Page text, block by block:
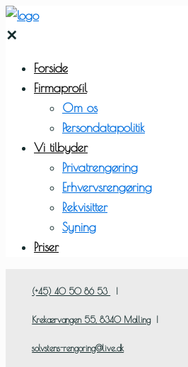
✕
Forside
Firmaprofil
Om os
Persondatapolitik
Vi tilbyder
Privatrengøring
Erhvervsrengøring
Rekvisitter
Syning
Priser
(+45) 40 50 86 53
Krekærvangen 55, ​8340 Malling|
solvstens-rengoring@live.dk